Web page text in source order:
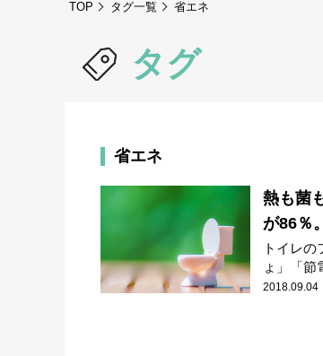
TOP タグ一覧 省エネ
タグ
省エネ
熱も菌
が86％。
トイレ
ょ」「節
2018.09.04